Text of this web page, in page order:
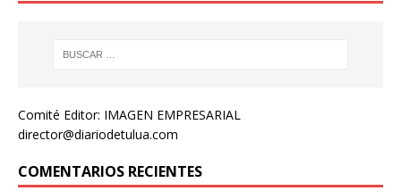
Comité Editor: IMAGEN EMPRESARIAL
director@diariodetulua.com
COMENTARIOS RECIENTES